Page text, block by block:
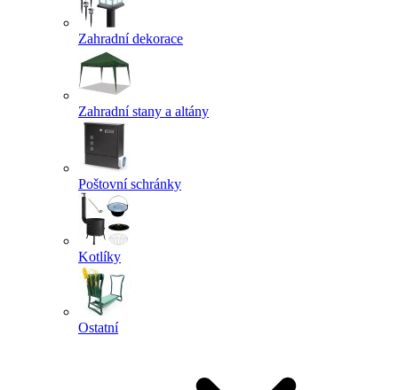
Zahradní dekorace
Zahradní stany a altány
Poštovní schránky
Kotlíky
Ostatní